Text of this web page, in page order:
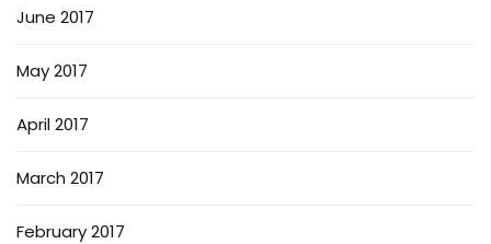
June 2017
May 2017
April 2017
March 2017
February 2017